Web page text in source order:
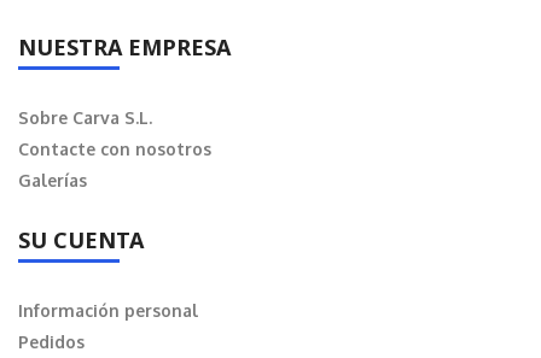
NUESTRA EMPRESA
Sobre Carva S.L.
Contacte con nosotros
Galerías
SU CUENTA
Información personal
Pedidos